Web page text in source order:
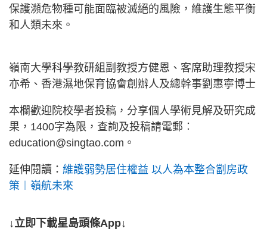
保護瀕危物種可能面臨被滅絕的風險，維護生態平衡
和人類未來。
嶺南大學科學教研組副教授方健恩、客席助理教授宋
亦希、香港濕地保育協會創辦人及總幹事劉惠寧博士
本欄歡迎院校學者投稿，分享個人學術見解及研究成
果，1400字為限，查詢及投稿請電郵︰
education@singtao.com 。
延伸閱讀： 維護弱勢居住權益 以人為本整合劏房政
策︱嶺航未來
↓立即下載星島頭條App↓